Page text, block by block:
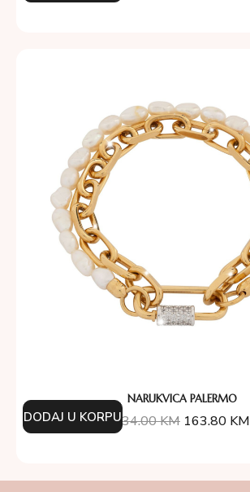
NARUKVICA PALERMO
234.00KM 163.80 KM
DODAJ U KORPU